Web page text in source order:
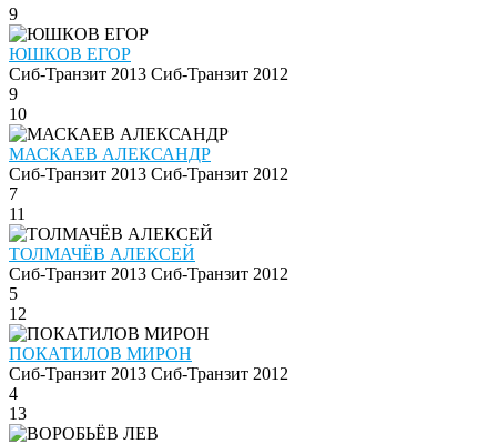
9
ЮШКОВ ЕГОР
Сиб-Транзит 2013 Сиб-Транзит 2012
9
10
МАСКАЕВ АЛЕКСАНДР
Сиб-Транзит 2013 Сиб-Транзит 2012
7
11
ТОЛМАЧЁВ АЛЕКСЕЙ
Сиб-Транзит 2013 Сиб-Транзит 2012
5
12
ПОКАТИЛОВ МИРОН
Сиб-Транзит 2013 Сиб-Транзит 2012
4
13